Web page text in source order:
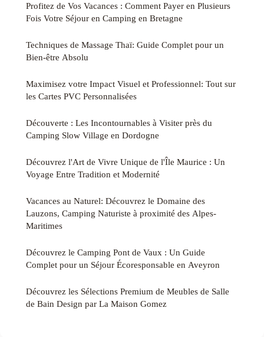
Profitez de Vos Vacances : Comment Payer en Plusieurs
Fois Votre Séjour en Camping en Bretagne
Techniques de Massage Thaï: Guide Complet pour un
Bien-être Absolu
Maximisez votre Impact Visuel et Professionnel: Tout sur
les Cartes PVC Personnalisées
Découverte : Les Incontournables à Visiter près du
Camping Slow Village en Dordogne
Découvrez l'Art de Vivre Unique de l'Île Maurice : Un
Voyage Entre Tradition et Modernité
Vacances au Naturel: Découvrez le Domaine des
Lauzons, Camping Naturiste à proximité des Alpes-
Maritimes
Découvrez le Camping Pont de Vaux : Un Guide
Complet pour un Séjour Écoresponsable en Aveyron
Découvrez les Sélections Premium de Meubles de Salle
de Bain Design par La Maison Gomez